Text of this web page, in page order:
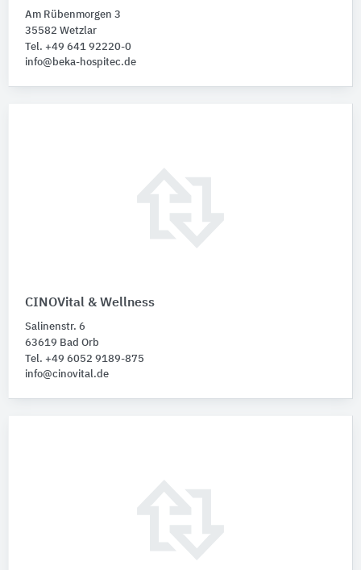
Am Rübenmorgen 3
35582 Wetzlar
Tel. +49 641 92220-0
info@beka-hospitec.de
CINOVital & Wellness
Salinenstr. 6
63619 Bad Orb
Tel. +49 6052 9189-875
info@cinovital.de